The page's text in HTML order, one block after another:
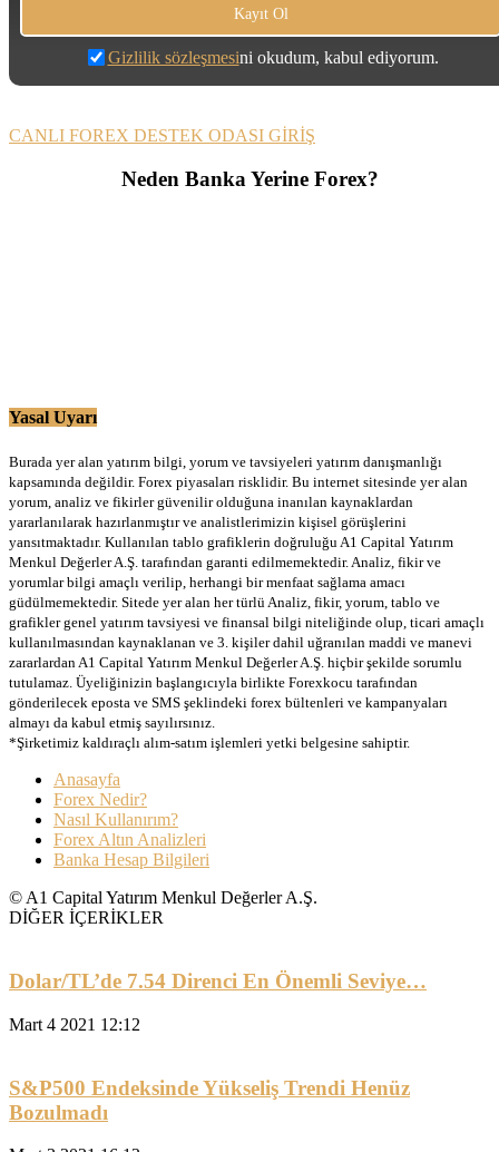
Gizlilik sözleşmesini okudum, kabul ediyorum.
CANLI FOREX DESTEK ODASI GİRİŞ
Neden Banka Yerine Forex?
Yasal Uyarı
Burada yer alan yatırım bilgi, yorum ve tavsiyeleri yatırım danışmanlığı
kapsamında değildir. Forex piyasaları risklidir. Bu internet sitesinde yer alan
yorum, analiz ve fikirler güvenilir olduğuna inanılan kaynaklardan
yararlanılarak hazırlanmıştır ve analistlerimizin kişisel görüşlerini
yansıtmaktadır. Kullanılan tablo grafiklerin doğruluğu A1 Capital Yatırım
Menkul Değerler A.Ş. tarafından garanti edilmemektedir. Analiz, fikir ve
yorumlar bilgi amaçlı verilip, herhangi bir menfaat sağlama amacı
güdülmemektedir. Sitede yer alan her türlü Analiz, fikir, yorum, tablo ve
grafikler genel yatırım tavsiyesi ve finansal bilgi niteliğinde olup, ticari amaçlı
kullanılmasından kaynaklanan ve 3. kişiler dahil uğranılan maddi ve manevi
zararlardan A1 Capital Yatırım Menkul Değerler A.Ş. hiçbir şekilde sorumlu
tutulamaz. Üyeliğinizin başlangıcıyla birlikte Forexkocu tarafından
gönderilecek eposta ve SMS şeklindeki forex bültenleri ve kampanyaları
almayı da kabul etmiş sayılırsınız.
*Şirketimiz kaldıraçlı alım-satım işlemleri yetki belgesine sahiptir.
Anasayfa
Forex Nedir?
Nasıl Kullanırım?
Forex Altın Analizleri
Banka Hesap Bilgileri
© A1 Capital Yatırım Menkul Değerler A.Ş.
DİĞER İÇERİKLER
Dolar/TL’de 7.54 Direnci En Önemli Seviye…
Mart 4 2021 12:12
S&P500 Endeksinde Yükseliş Trendi Henüz
Bozulmadı